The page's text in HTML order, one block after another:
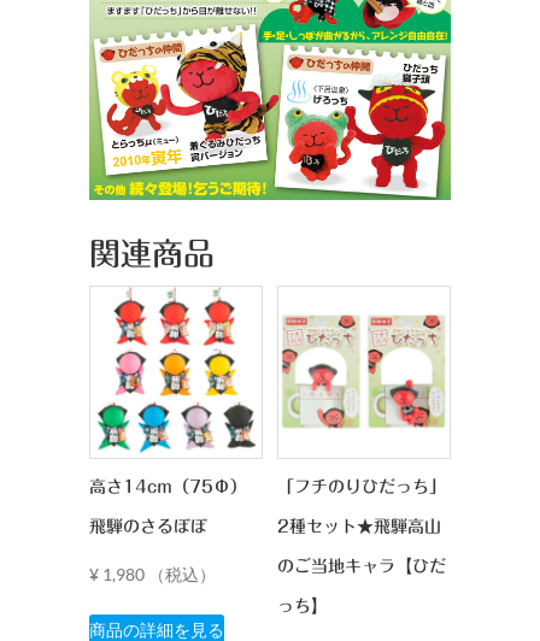
関連商品
高さ14cm（75Φ）
飛騨のさるぼぼ
¥ 1,980 （税込）
商品の詳細を見る
こ
「フチのりひだっち」
2種セット★飛騨高山
のご当地キャラ【ひだ
っち】